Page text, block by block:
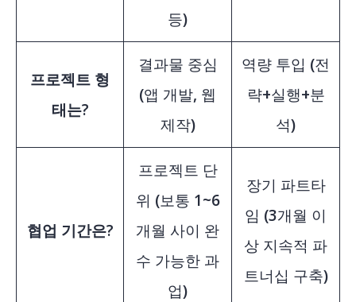
등)
프로젝트 형
태는?
결과물 중심
(앱 개발, 웹
제작)
역량 투입 (전
략+실행+분
석)
협업 기간은?
프로젝트 단
위 (보통 1~6
개월 사이 완
수 가능한 과
업)
장기 파트타
임 (3개월 이
상 지속적 파
트너십 구축)